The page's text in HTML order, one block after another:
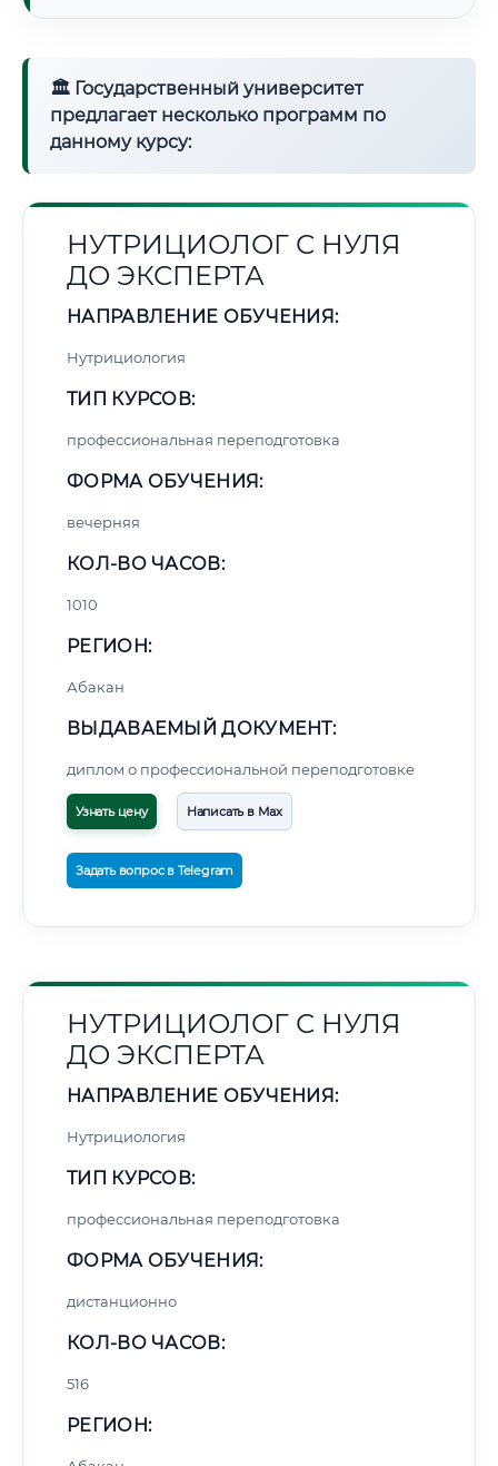
🏛 Государственный университет
предлагает несколько программ по
данному курсу:
НУТРИЦИОЛОГ С НУЛЯ
ДО ЭКСПЕРТА
НАПРАВЛЕНИЕ ОБУЧЕНИЯ:
Нутрициология
ТИП КУРСОВ:
профессиональная переподготовка
ФОРМА ОБУЧЕНИЯ:
вечерняя
КОЛ-ВО ЧАСОВ:
1010
РЕГИОН:
Абакан
ВЫДАВАЕМЫЙ ДОКУМЕНТ:
диплом о профессиональной переподготовке
Узнать цену Написать в Max
Задать вопрос в Telegram
НУТРИЦИОЛОГ С НУЛЯ
ДО ЭКСПЕРТА
НАПРАВЛЕНИЕ ОБУЧЕНИЯ:
Нутрициология
ТИП КУРСОВ:
профессиональная переподготовка
ФОРМА ОБУЧЕНИЯ:
дистанционно
КОЛ-ВО ЧАСОВ:
516
РЕГИОН: